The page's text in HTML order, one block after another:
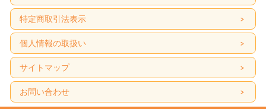
特定商取引法表示
個人情報の取扱い
サイトマップ
お問い合わせ